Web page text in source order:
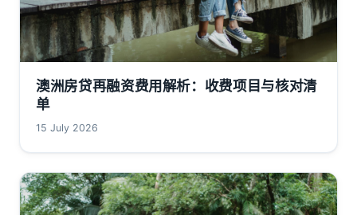
澳洲房贷再融资费用解析：收费项目与核对清
单
15 July 2026